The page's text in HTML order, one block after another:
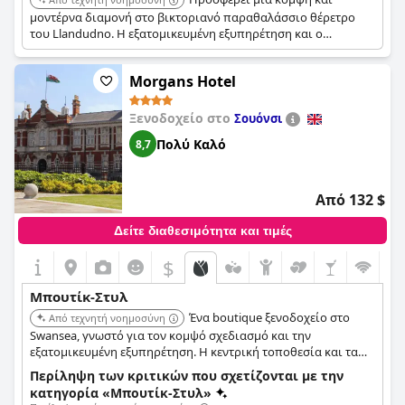
μοντέρνα διαμονή στο βικτοριανό παραθαλάσσιο θέρετρο
του Llandudno. Η εξατομικευμένη εξυπηρέτηση και ο
σύγχρονος σχεδιασμός δημιουργούν μια άνετη και
εκλεπτυσμένη εμπειρία.
Morgans Hotel
Ξενοδοχείο στο Σουόνσι
8,7 Πολύ Καλό
Από 132 $
Δείτε διαθεσιμότητα και τιμές
$
Μπουτίκ-Στυλ
Από τεχνητή νοημοσύνη
Ένα boutique ξενοδοχείο στο
Swansea, γνωστό για τον κομψό σχεδιασμό και την
εξατομικευμένη εξυπηρέτηση. Η κεντρική τοποθεσία και τα
κομψά καταλύματα προσφέρουν μια άνετη και εκλεπτυσμένη
διαμονή.
Περίληψη των κριτικών που σχετίζονται με την
κατηγορία «Μπουτίκ-Στυλ»